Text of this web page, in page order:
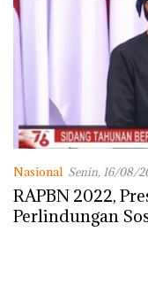
Nasional Senin, 16/08/
RAPBN 2022,
Perlindungan